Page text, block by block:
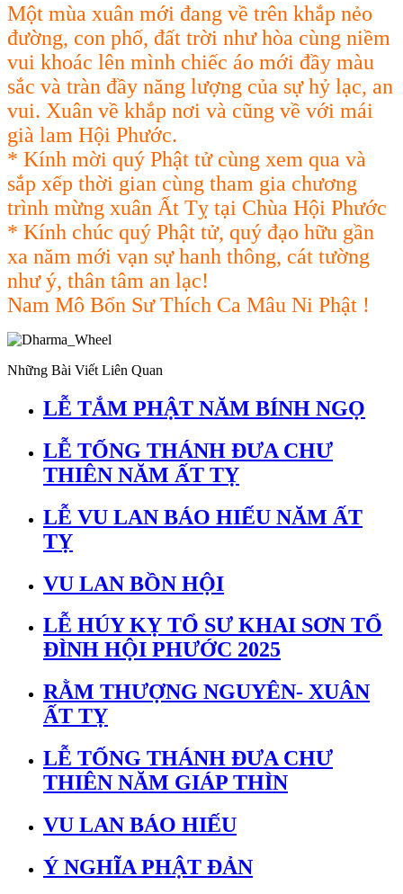
Một mùa xuân mới đang về trên khắp nẻo
đường, con phố, đất trời như hòa cùng niềm
vui khoác lên mình chiếc áo mới đầy màu
sắc và tràn đầy năng lượng của sự hỷ lạc, an
vui. Xuân về khắp nơi và cũng về với mái
già lam Hội Phước.
* Kính mời quý Phật tử cùng xem qua và
sắp xếp thời gian cùng tham gia chương
trình mừng xuân Ất Tỵ tại Chùa Hội Phước
* Kính chúc quý Phật tử, quý đạo hữu gần
xa năm mới vạn sự hanh thông, cát tường
như ý, thân tâm an lạc!
Nam Mô Bổn Sư Thích Ca Mâu Ni Phật !
Những Bài Viết Liên Quan
LỄ TẮM PHẬT NĂM BÍNH NGỌ
LỄ TỐNG THÁNH ĐƯA CHƯ
THIÊN NĂM ẤT TỴ
LỄ VU LAN BÁO HIẾU NĂM ẤT
TỴ
VU LAN BỒN HỘI
LỄ HÚY KỴ TỔ SƯ KHAI SƠN TỔ
ĐÌNH HỘI PHƯỚC 2025
RẰM THƯỢNG NGUYÊN- XUÂN
ẤT TỴ
LỄ TỐNG THÁNH ĐƯA CHƯ
THIÊN NĂM GIÁP THÌN
VU LAN BÁO HIẾU
Ý NGHĨA PHẬT ĐẢN